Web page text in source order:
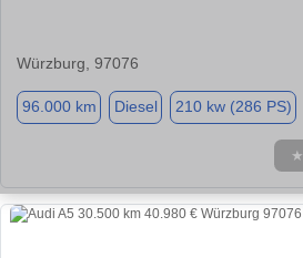
Würzburg, 97076
96.000 km Diesel 210 kw (286 PS)
★